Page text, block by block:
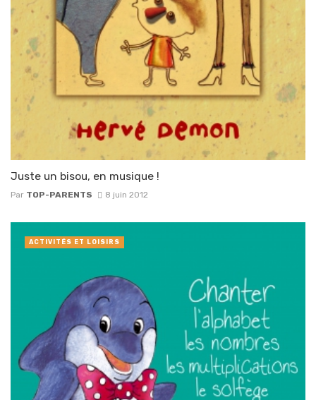
Juste un bisou, en musique !
Par TOP-PARENTS 8 juin 2012
ACTIVITÉS ET LOISIRS